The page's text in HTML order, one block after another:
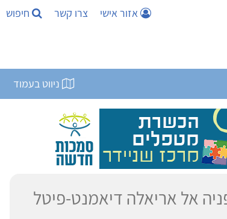
אזור אישי צרו קשר חיפוש
ניווט בעמוד
אל אריאלה דיאמנט-פיטל